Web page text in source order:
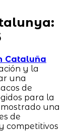
Cataluña
y la
una
de
para la
una
de
competitivos